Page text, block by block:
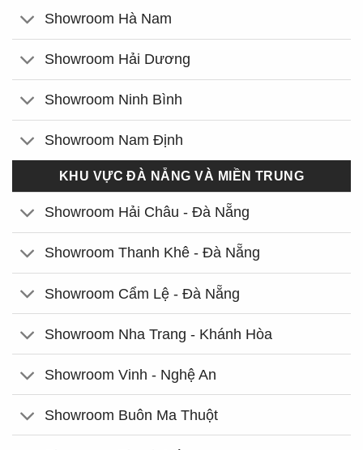
Showroom Hà Nam
Showroom Hải Dương
Showroom Ninh Bình
Showroom Nam Định
KHU VỰC ĐÀ NẴNG VÀ MIỀN TRUNG
Showroom Hải Châu - Đà Nẵng
Showroom Thanh Khê - Đà Nẵng
Showroom Cẩm Lệ - Đà Nẵng
Showroom Nha Trang - Khánh Hòa
Showroom Vinh - Nghệ An
Showroom Buôn Ma Thuột